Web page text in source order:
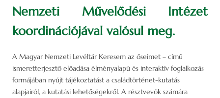
Nemzeti Művelődési Intézet
koordinációjával valósul meg.
A Magyar Nemzeti Levéltár Keresem az őseimet – című
ismeretterjesztő előadása élményalapú és interaktív foglalkozás
formájában nyújt tájékoztatást a családtörténet-kutatás
alapjairól, a kutatási lehetőségekről. A résztvevők számára